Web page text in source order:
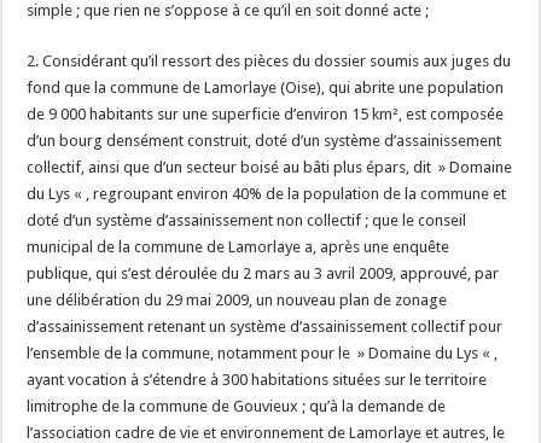
simple ; que rien ne s’oppose à ce qu’il en soit donné acte ;
2. Considérant qu’il ressort des pièces du dossier soumis aux juges du
fond que la commune de Lamorlaye (Oise), qui abrite une population
de 9 000 habitants sur une superficie d’environ 15 km², est composée
d’un bourg densément construit, doté d’un système d’assainissement
collectif, ainsi que d’un secteur boisé au bâti plus épars, dit » Domaine
du Lys « , regroupant environ 40% de la population de la commune et
doté d’un système d’assainissement non collectif ; que le conseil
municipal de la commune de Lamorlaye a, après une enquête
publique, qui s’est déroulée du 2 mars au 3 avril 2009, approuvé, par
une délibération du 29 mai 2009, un nouveau plan de zonage
d’assainissement retenant un système d’assainissement collectif pour
l’ensemble de la commune, notamment pour le » Domaine du Lys « ,
ayant vocation à s’étendre à 300 habitations situées sur le territoire
limitrophe de la commune de Gouvieux ; qu’à la demande de
l’association cadre de vie et environnement de Lamorlaye et autres, le